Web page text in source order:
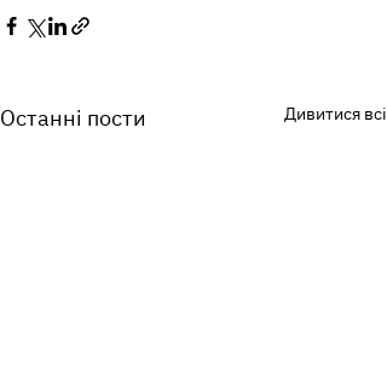
Останні пости Дивитися всі